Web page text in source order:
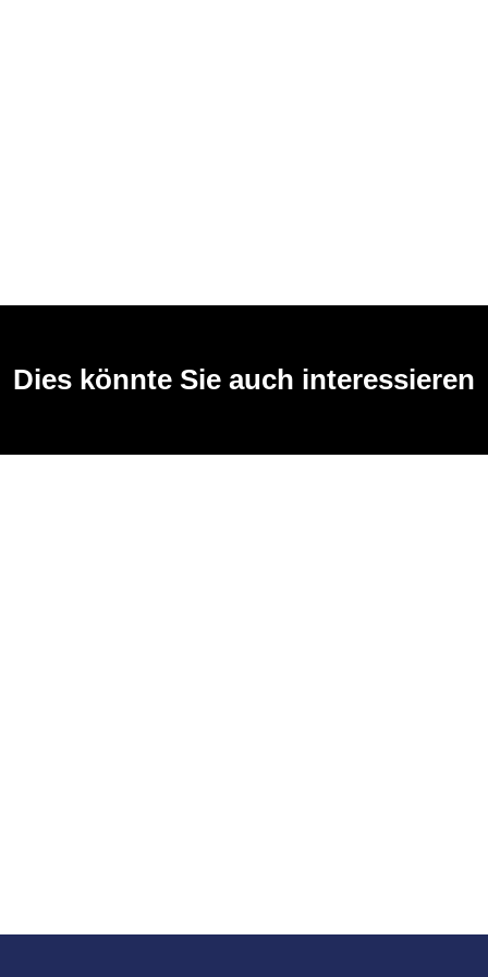
Dies könnte Sie auch interessieren